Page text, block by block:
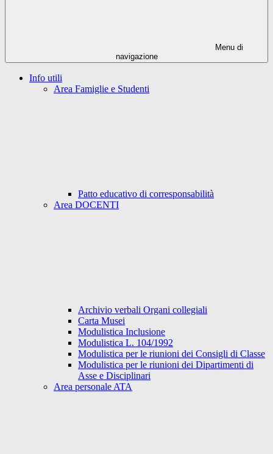
Menu di
navigazione
Info utili
Area Famiglie e Studenti
Patto educativo di corresponsabilità
Area DOCENTI
Archivio verbali Organi collegiali
Carta Musei
Modulistica Inclusione
Modulistica L. 104/1992
Modulistica per le riunioni dei Consigli di Classe
Modulistica per le riunioni dei Dipartimenti di
Asse e Disciplinari
Area personale ATA